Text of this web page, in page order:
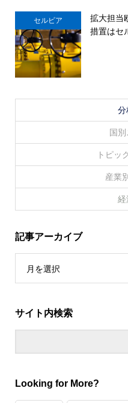
セルビア
拡大担当
措置はセ
分
国
トピッ
産業
経
記事アーカイブ
月を選択
サイト内検索
Looking for More?